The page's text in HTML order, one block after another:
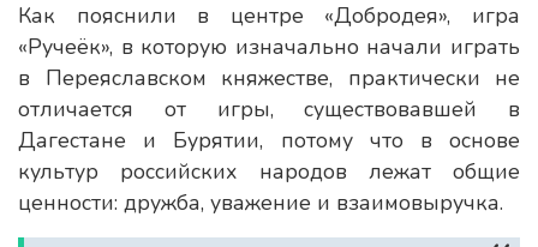
Как пояснили в центре «Добродея», игра
«Ручеёк», в которую изначально начали играть
в Переяславском княжестве, практически не
отличается от игры, существовавшей в
Дагестане и Бурятии, потому что в основе
культур российских народов лежат общие
ценности: дружба, уважение и взаимовыручка.